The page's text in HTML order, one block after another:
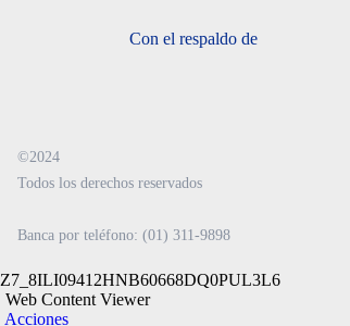
Con el respaldo de
©2024
Todos los derechos reservados
Banca por teléfono: (01) 311-9898
Z7_8ILI09412HNB60668DQ0PUL3L6
Web Content Viewer
Acciones